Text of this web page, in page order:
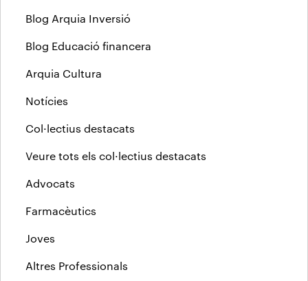
Blog Arquia Inversió
Blog Educació financera
Arquia Cultura
Notícies
Col·lectius destacats
Veure tots els col·lectius destacats
Advocats
Farmacèutics
Joves
Altres Professionals